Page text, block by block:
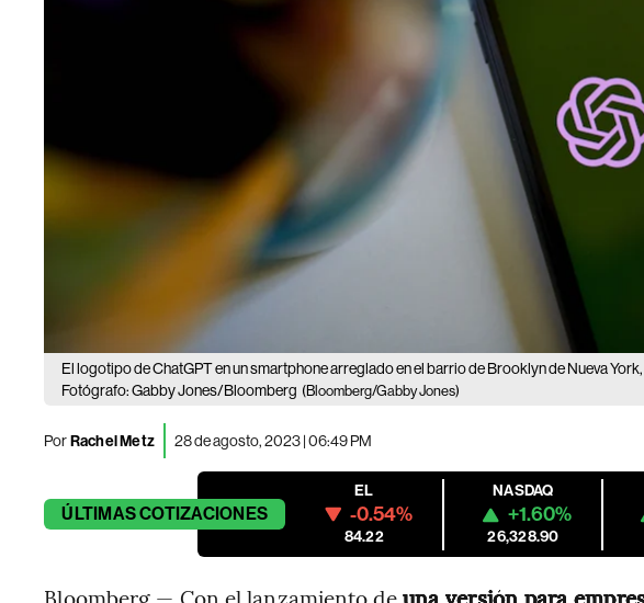
El logotipo de ChatGPT en un smartphone arreglado en el barrio de Brooklyn de Nueva
Fotógrafo: Gabby Jones/Bloomberg (Bloomberg/Gabby Jones)
PorRachel Metz 28 de agosto, 2023 | 06:49 PM
ÚLTIMASCOTIZACIONES
EL
-0.54%
84.22
NASDAQ
+1.60%
26,328.90